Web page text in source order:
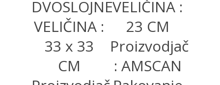
DVOSLOJNE
VELIČINA :
33 x 33
CM
VELIČINA :
23 CM
Proizvodjač
: AMSCAN